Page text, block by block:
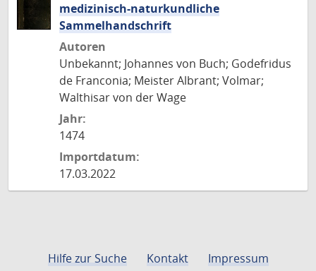
medizinisch-naturkundliche
Sammelhandschrift
Autoren
Unbekannt; Johannes von Buch; Godefridus
de Franconia; Meister Albrant; Volmar;
Walthisar von der Wage
Jahr:
1474
Importdatum:
17.03.2022
Hilfe zur Suche Kontakt
Impressum